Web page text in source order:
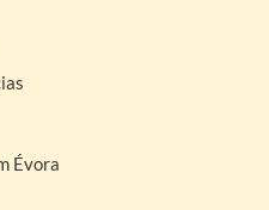
Évora